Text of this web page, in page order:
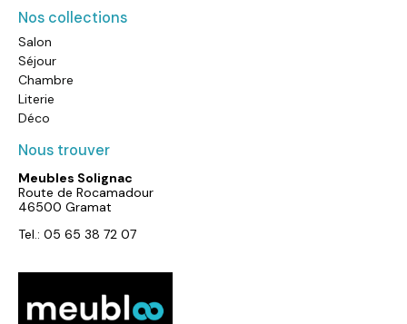
Nos collections
Salon
Séjour
Chambre
Literie
Déco
Nous trouver
Meubles Solignac
Route de Rocamadour
46500 Gramat
Tel.: 05 65 38 72 07